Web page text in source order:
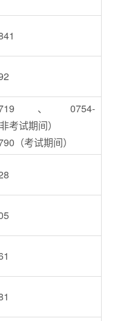
、0754-
考试期间）
（考试期间）